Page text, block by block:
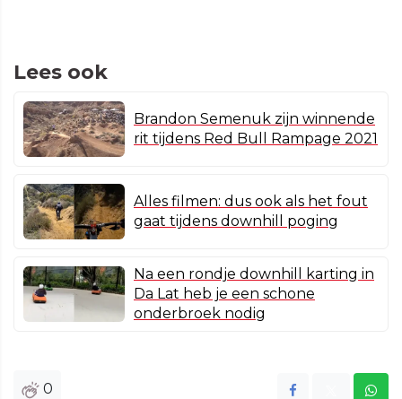
Lees ook
Brandon Semenuk zijn winnende
rit tijdens Red Bull Rampage 2021
Alles filmen: dus ook als het fout
gaat tijdens downhill poging
Na een rondje downhill karting in
Da Lat heb je een schone
onderbroek nodig
0